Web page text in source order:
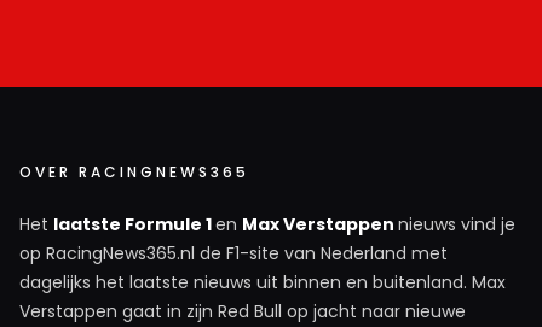
OVER RACINGNEWS365
Het laatste Formule 1en Max Verstappen nieuws vind je
op RacingNews365.nl de F1-site van Nederland met
dagelijks het laatste nieuws uit binnen en buitenland. Max
Verstappen gaat in zijn Red Bull op jacht naar nieuwe